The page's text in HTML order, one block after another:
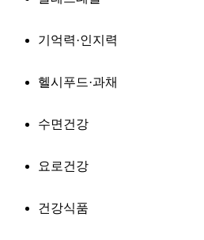
기억력·인지력
헬시푸드·과채
수면건강
요로건강
건강식품